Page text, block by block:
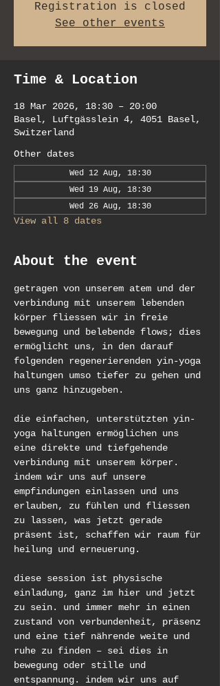
Registration is closed
See other events
Time & Location
18 Mar 2026, 18:30 – 20:00
Basel, Luftgässlein 4, 4051 Basel,
Switzerland
Other dates
Wed 12 Aug, 18:30
Wed 19 Aug, 18:30
Wed 26 Aug, 18:30
View all 8 dates
About the event
getragen von unserem atem und der
verbindung mit unserem lebenden
körper fliessen wir in freie
bewegung und belebende flows; dies
ermöglicht uns, in den darauf
folgenden regenerierenden yin-yoga
haltungen umso tiefer zu gehen und
uns ganz hinzugeben.
die einfachen, unterstützten yin-
yoga haltungen ermöglichen uns
eine direkte und tiefgehende
verbindung mit unserem körper.
indem wir uns auf unsere
empfindungen einlassen und uns
erlauben, zu fühlen und fliessen
zu lassen, was jetzt gerade
präsent ist, schaffen wir raum für
heilung und erneuerung.
diese session ist physische
einladung, ganz im hier und jetzt
zu sein. und immer mehr in einen
zustand von verbundenheit, präsenz
und eine tief nährende weite und
ruhe zu finden – sei dies in
bewegung oder stille und
entspannung. indem wir uns auf